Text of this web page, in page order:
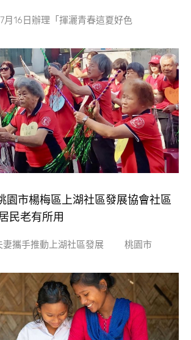
月16日辦理「揮灑青春這夏好色
園市楊梅區上湖社區發展協會社區
民老有所用
妻攜手推動上湖社區發展 桃園市